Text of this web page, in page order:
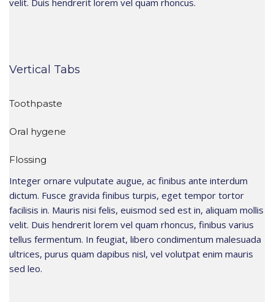
Vertical Tabs
Toothpaste
Oral hygene
Flossing
Integer ornare vulputate augue, ac finibus ante interdum
dictum. Fusce gravida finibus turpis, eget tempor tortor
facilisis in. Mauris nisi felis, euismod sed est in, aliquam mollis
velit. Duis hendrerit lorem vel quam rhoncus, finibus varius
tellus fermentum. In feugiat, libero condimentum malesuada
ultrices, purus quam dapibus nisl, vel volutpat enim mauris
sed leo.